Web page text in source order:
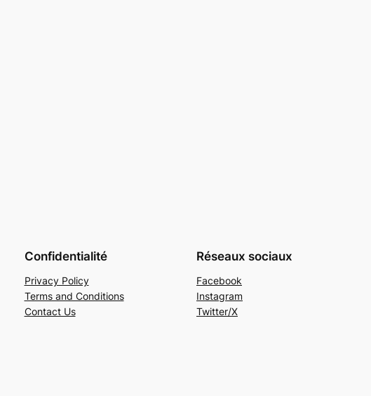
Confidentialité
Privacy Policy
Terms and Conditions
Contact Us
Réseaux sociaux
Facebook
Instagram
Twitter/X